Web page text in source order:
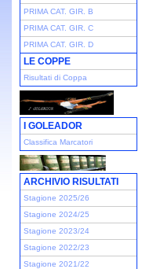
PRIMA CAT. GIR. B
PRIMA CAT. GIR. C
PRIMA CAT. GIR. D
LE COPPE
Risultati di Coppa
I GOLEADOR
Classifica Marcatori
ARCHIVIO RISULTATI
Stagione 2025/26
Stagione 2024/25
Stagione 2023/24
Stagione 2022/23
Stagione 2021/22